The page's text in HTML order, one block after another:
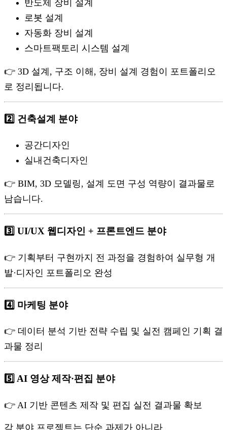
반도체 장비 설계
로봇 설계
자동화 장비 설계
스마트팩토리 시스템 설계
👉 3D 설계, 구조 이해, 장비 설계 경험이 포트폴리오
로 정리됩니다.
2️⃣ 건축설계 분야
공간디자인
실내건축디자인
👉 BIM, 3D 모델링, 설계 도면 구성 역량이 결과물로
남습니다.
3️⃣ UI/UX 웹디자인 + 프론트엔드 분야
👉 기획부터 구현까지 전 과정을 경험하여 실무형 개
발·디자인 포트폴리오 완성
4️⃣ 마케팅 분야
👉 데이터 분석 기반 전략 수립 및 실전 캠페인 기획 결
과물 정리
5️⃣ AI 영상 제작·편집 분야
👉 AI 기반 콘텐츠 제작 및 편집 실전 결과물 확보
각 분야 프로젝트는 단순 과제가 아니라